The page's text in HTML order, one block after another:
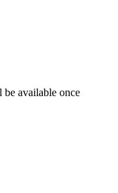
be available once